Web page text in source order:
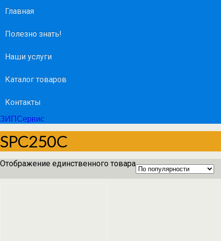
Главная
Полезно знать!
Наши услуги
Каталог товаров
Контакты
ЗИПСервис
SPC250C
Отображение единственного товара